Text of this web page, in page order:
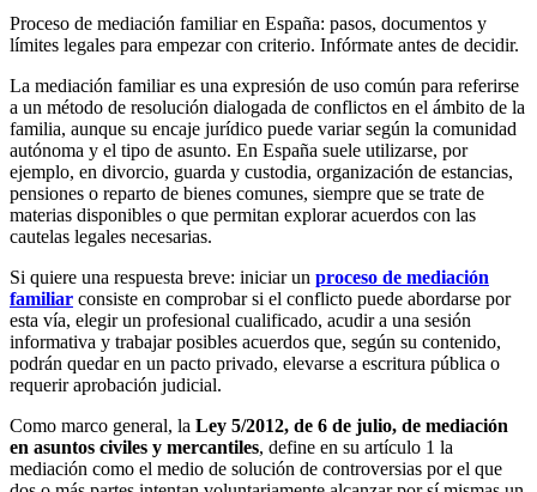
Proceso de mediación familiar en España: pasos, documentos y
límites legales para empezar con criterio. Infórmate antes de decidir.
La mediación familiar es una expresión de uso común para referirse
a un método de resolución dialogada de conflictos en el ámbito de la
familia, aunque su encaje jurídico puede variar según la comunidad
autónoma y el tipo de asunto. En España suele utilizarse, por
ejemplo, en divorcio, guarda y custodia, organización de estancias,
pensiones o reparto de bienes comunes, siempre que se trate de
materias disponibles o que permitan explorar acuerdos con las
cautelas legales necesarias.
Si quiere una respuesta breve: iniciar un proceso de mediación
familiar consiste en comprobar si el conflicto puede abordarse por
esta vía, elegir un profesional cualificado, acudir a una sesión
informativa y trabajar posibles acuerdos que, según su contenido,
podrán quedar en un pacto privado, elevarse a escritura pública o
requerir aprobación judicial.
Como marco general, la Ley 5/2012, de 6 de julio, de mediación
en asuntos civiles y mercantiles, define en su artículo 1 la
mediación como el medio de solución de controversias por el que